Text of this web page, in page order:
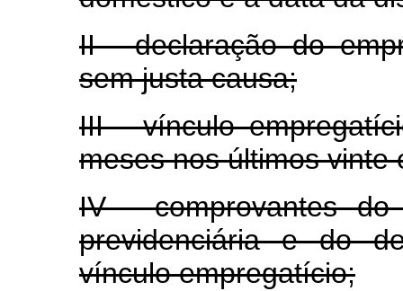
II - declaração do
sem justa causa;
III - vínculo
meses nos últimos vinte
IV - comprovantes do
previdenciária e do
vínculo empregatício;